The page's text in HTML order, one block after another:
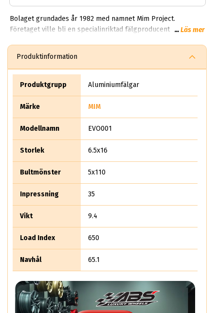
Bolaget grundades år 1982 med namnet Mim Project.
Företaget ville bli en specialinriktad fälgproducent inom
och produktion till tredje part. Idag är Mim ett ledande bolag
i branschen.
...Läs mer
Produktinformation
Produktgrupp Aluminiumfälgar
Märke MIM
Modellnamn EVO001
Storlek 6.5x16
Bultmönster 5x110
Inpressning 35
Vikt 9.4
Load Index 650
Navhål 65.1